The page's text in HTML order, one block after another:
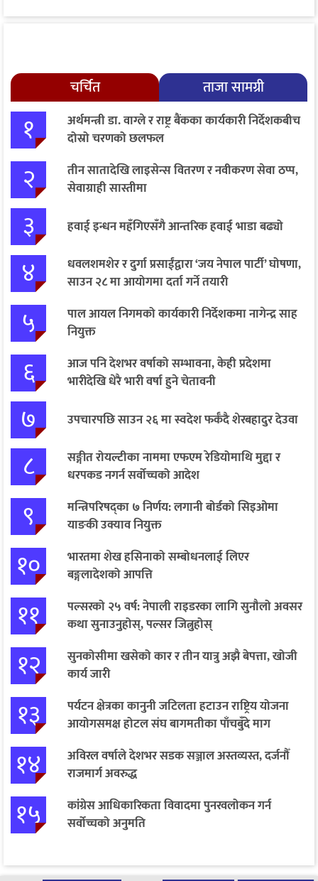
चर्चित ताजा सामग्री
१
अर्थमन्त्री डा. वाग्ले र राष्ट्र बैंकका कार्यकारी निर्देशकबीच
दोस्रो चरणको छलफल
२
तीन सातादेखि लाइसेन्स वितरण र नवीकरण सेवा ठप्प,
सेवाग्राही सास्तीमा
३ हवाई इन्धन महँगिएसँगै आन्तरिक हवाई भाडा बढ्यो
४
धवलशमशेर र दुर्गा प्रसाईंद्वारा ‘जय नेपाल पार्टी’ घोषणा,
साउन २८ मा आयोगमा दर्ता गर्ने तयारी
५
पाल आयल निगमको कार्यकारी निर्देशकमा नागेन्द्र साह
नियुक्त
६
आज पनि देशभर वर्षाको सम्भावना, केही प्रदेशमा
भारीदेखि धेरै भारी वर्षा हुने चेतावनी
७ उपचारपछि साउन २६ मा स्वदेश फर्कँदै शेरबहादुर देउवा
८
सङ्गीत रोयल्टीका नाममा एफएम रेडियोमाथि मुद्दा र
धरपकड नगर्न सर्वोच्चको आदेश
९
मन्त्रिपरिषद्का ७ निर्णय: लगानी बोर्डको सिइओमा
याङकी उक्याव नियुक्त
१०
भारतमा शेख हसिनाको सम्बोधनलाई लिएर
बङ्गलादेशको आपत्ति
११
पल्सरको २५ वर्ष: नेपाली राइडरका लागि सुनौलो अवसर
कथा सुनाउनुहोस्, पल्सर जित्नुहोस्
१२
सुनकोसीमा खसेको कार र तीन यात्रु अझै बेपत्ता, खोजी
कार्य जारी
१३
पर्यटन क्षेत्रका कानुनी जटिलता हटाउन राष्ट्रिय योजना
आयोगसमक्ष होटल संघ बागमतीका पाँचबुँदे माग
१४
अविरल वर्षाले देशभर सडक सञ्जाल अस्तव्यस्त, दर्जनौँ
राजमार्ग अवरुद्ध
१५
कांग्रेस आधिकारिकता विवादमा पुनरवलोकन गर्न
सर्वोच्चको अनुमति